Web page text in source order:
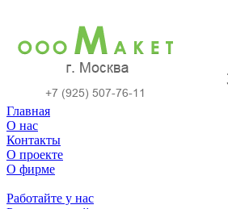
Главная
О нас
Контакты
О проекте
О фирме
Работайте у нас